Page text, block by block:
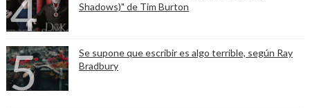
Shadows)" de Tim Burton
Se supone que escribir es algo terrible, según Ray
Bradbury